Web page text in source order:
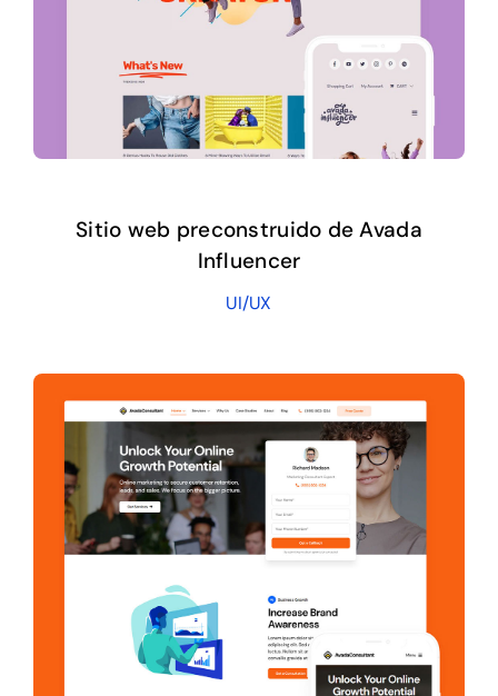
Sitio web preconstruido de Avada
Influencer
UI/UX